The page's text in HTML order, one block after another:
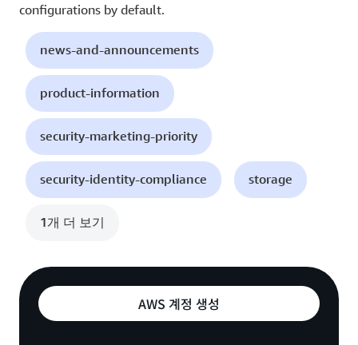
configurations by default.
news-and-announcements
product-information
security-marketing-priority
security-identity-compliance storage
1개 더 보기
AWS 계정 생성